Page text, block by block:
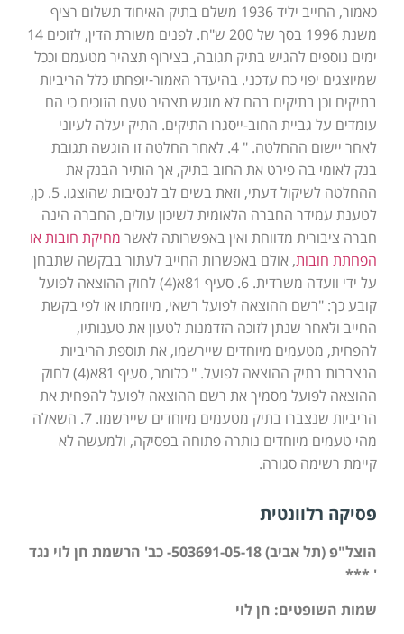
כאמור, החייב יליד 1936 משלם בתיק האיחוד תשלום רציף
משנת 1996 בסך של 200 ש"ח. לפנים משורת הדין, לזוכים 14
ימים נוספים להגיש בתיק תגובה, בצירוף תצהיר מטעמם וככל
שמיוצגים יפוי כח עדכני. בהיעדר האמור-יופחתו כלל הריביות
בתיקים וכן בתיקים בהם לא מוגש תצהיר טעם הזוכים כי הם
עומדים על גביית החוב-ייסגרו התיקים. התיק יעלה לעיוני
לאחר יישום ההחלטה. " 4. לאחר החלטה זו הוגשה תגובת
בנק לאומי בה פירט את החוב בתיק, אך הותיר הבנק את
ההחלטה לשיקול דעתי, וזאת בשים לב לנסיבות שהוצגו. 5. כן,
לטענת עמידר החברה הלאומית לשיכון עולים, החברה הינה
חברה ציבורית מדווחת ואין באפשרותה לאשר מחיקת חובות או
הפחתת חובות, אולם באפשרות החייב לעתור בבקשה שתבחן
על ידי וועדה משרדית. 6. סעיף 81א(4) לחוק ההוצאה לפועל
קובע כך: "רשם ההוצאה לפועל רשאי, מיוזמתו או לפי בקשת
החייב ולאחר שנתן לזוכה הזדמנות לטעון את טענותיו,
להפחית, מטעמים מיוחדים שיירשמו, את תוספת הריביות
הנצברות בתיק ההוצאה לפועל. " כלומר, סעיף 81א(4) לחוק
ההוצאה לפועל מסמיך את רשם ההוצאה לפועל להפחית את
הריביות שנצברו בתיק מטעמים מיוחדים שיירשמו. 7. השאלה
מהי טעמים מיוחדים נותרה פתוחה בפסיקה, ולמעשה לא
קיימת רשימה סגורה.
פסיקה רלוונטית
הוצל"פ (תל אביב) 503691-05-18- כב' הרשמת חן לוי נגד
' ***
שמות השופטים: חן לוי